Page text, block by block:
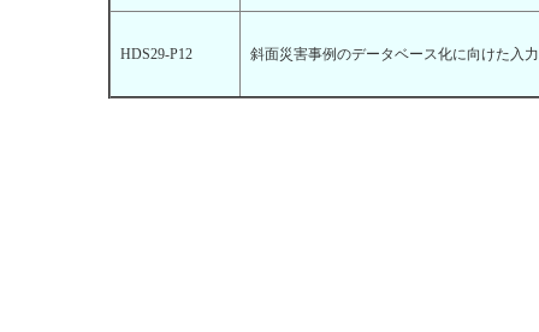
HDS29-P12 斜面災害事例のデータベース化に向けた入